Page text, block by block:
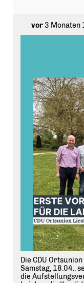
vor3 Monaten
Die CDU
Samstag, 18.04.,
die